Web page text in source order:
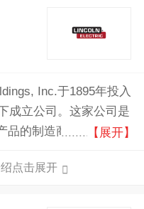
Inc.于1895年投入
成立公司。这家公司是
品的制造商和生产商，
为数不多的焊接、切
【展开】
点击展开